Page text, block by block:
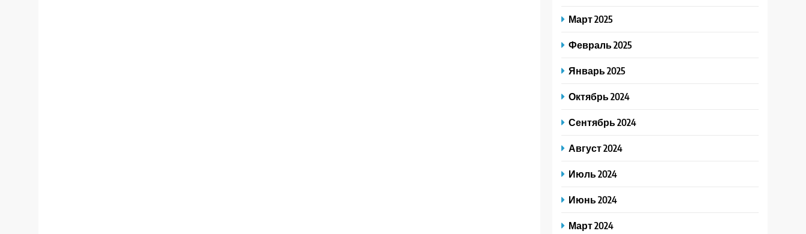
Март 2025
Февраль 2025
Январь 2025
Октябрь 2024
Сентябрь 2024
Август 2024
Июль 2024
Июнь 2024
Март 2024